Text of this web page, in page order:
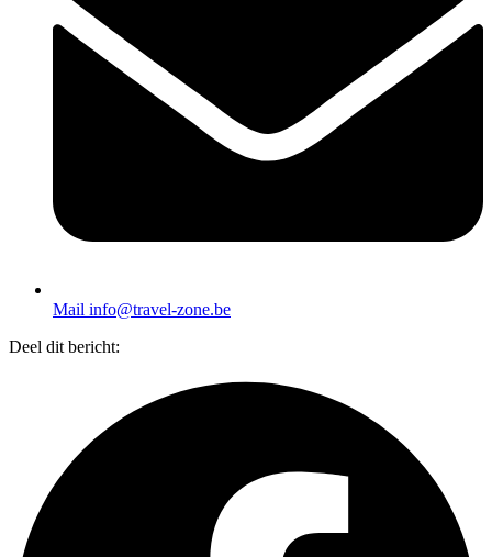
Mail info@travel-zone.be
Deel dit bericht: